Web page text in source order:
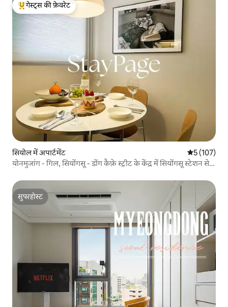
गेस्ट्स का टॉप फ़ेवरेट
गेस्ट्स की फ़ेवरेट
सियोल में अपार्टमेंट औसत रेटिंग 5
5 (107)
योनमुजांग - गिल, सियोंगसू - डोंग कैफ़े स्ट्रीट के केंद्र में सियोंगसू स्टेशन से
सुपरहोस्ट
सुपरहोस्ट